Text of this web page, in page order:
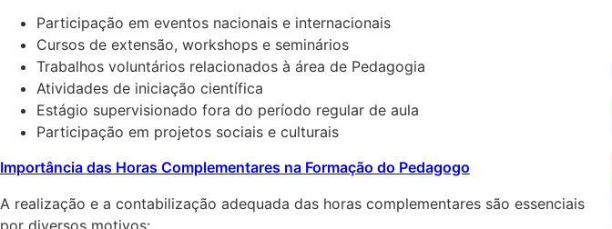
Participação em eventos nacionais e internacionais
Cursos de extensão, workshops e seminários
Trabalhos voluntários relacionados à área de Pedagogia
Atividades de iniciação científica
Estágio supervisionado fora do período regular de aula
Participação em projetos sociais e culturais
Importância das Horas Complementares na Formação do Pedagogo
A realização e a contabilização adequada das horas complementares são essenciais
por diversos motivos: